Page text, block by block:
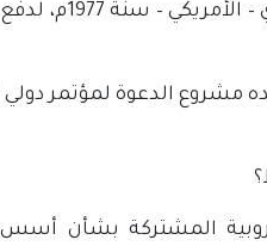
أو لم نوافق على الاشتراك
السلام العربي في فاس، عام 1982، ومن بعده مشروع
المشتركة بشأن